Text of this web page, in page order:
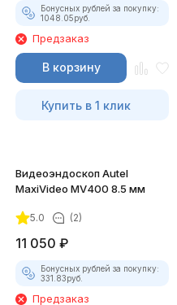
Бонусных рублей за покупку:
1048.05руб.
Предзаказ
В корзину
Купить в 1 клик
Видеоэндоскоп Autel
MaxiVideo MV400 8.5 мм
5.0 (2)
11 050 ₽
Бонусных рублей за покупку:
331.83руб.
Предзаказ